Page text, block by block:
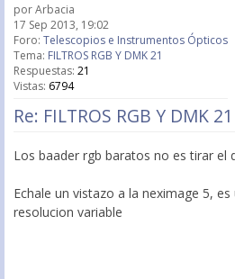
porArbacia
17 Sep 2013, 19:02
Foro: Telescopios e Instrumentos Ópticos
Tema: FILTROS RGB Y DMK 21
Respuestas: 21
Vistas: 6794
Re: FILTROS RGB Y DMK 21
Los baader rgb baratos no es tirar el
Echale un vistazo a la neximage 5,
resolucion variable